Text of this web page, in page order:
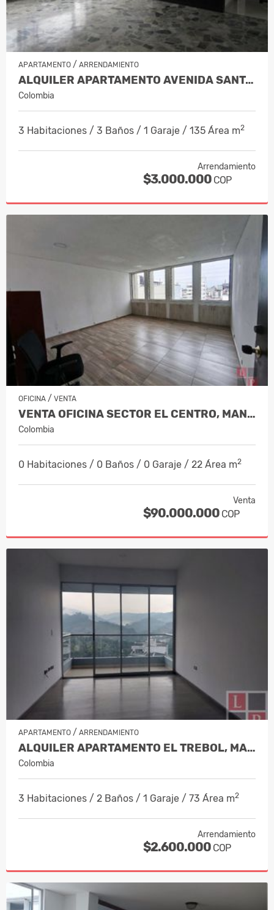
APARTAMENTO / ARRENDAMIENTO
ALQUILER APARTAMENTO AVENIDA SANTAND…
Colombia
3 Habitaciones / 3 Baños / 1 Garaje / 135 Área m2
Arrendamiento
$3.000.000 COP
OFICINA / VENTA
VENTA OFICINA SECTOR EL CENTRO, MANIZAL…
Colombia
0 Habitaciones / 0 Baños / 0 Garaje / 22 Área m2
Venta
$90.000.000 COP
APARTAMENTO / ARRENDAMIENTO
ALQUILER APARTAMENTO EL TREBOL, MANI…
Colombia
3 Habitaciones / 2 Baños / 1 Garaje / 73 Área m2
Arrendamiento
$2.600.000 COP